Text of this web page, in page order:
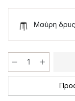
Μαύρη